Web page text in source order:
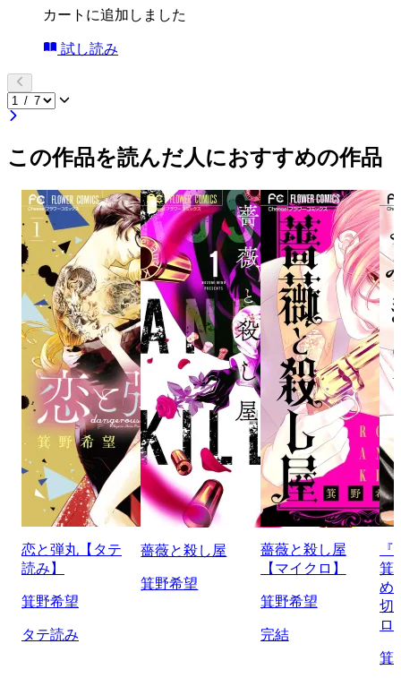
カートに追加しました
試し読み
この作品を読んだ人におすすめの作品
恋と弾丸【タテ
読み】
箕野希望
タテ読み
薔薇と殺し屋
箕野希望
薔薇と殺し屋
【マイクロ】
箕野希望
完結
箕
め
切
ロ
箕